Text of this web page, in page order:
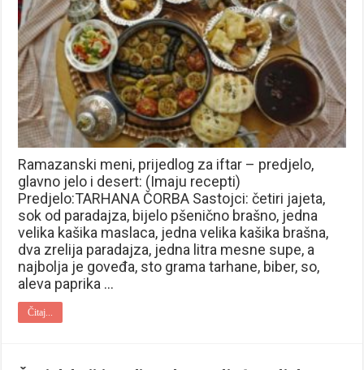
Ramazanski meni, prijedlog za iftar – predjelo,
glavno jelo i desert: (Imaju recepti)
Predjelo:TARHANA ČORBA Sastojci: četiri jajeta,
sok od paradajza, bijelo pšenično brašno, jedna
velika kašika maslaca, jedna velika kašika brašna,
dva zrelija paradajza, jedna litra mesne supe, a
najbolja je goveđa, sto grama tarhane, biber, so,
aleva paprika …
Čitaj...